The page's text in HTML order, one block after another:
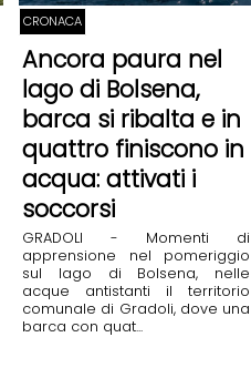
CRONACA
Ancora paura nel
lago di Bolsena,
barca si ribalta e in
quattro finiscono in
acqua: attivati i
soccorsi
GRADOLI - Momenti di
apprensione nel pomeriggio
sul lago di Bolsena, nelle
acque antistanti il territorio
comunale di Gradoli, dove una
barca con quat...